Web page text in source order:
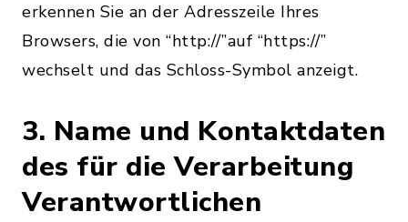
erkennen Sie an der Adresszeile Ihres
Browsers, die von “http://”auf “https://”
wechselt und das Schloss-Symbol anzeigt.
3. Name und Kontaktdaten
des für die Verarbeitung
Verantwortlichen